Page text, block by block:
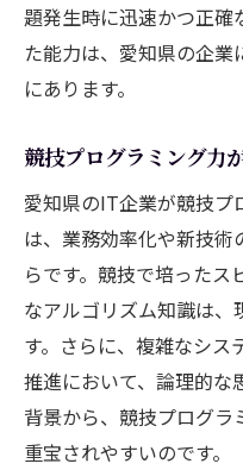
題発生時に迅速かつ正確
た能力は、愛知県の企
にあります。
競技プログラミング力
愛知県のIT企業が競技プ
は、業務効率化や新技
らです。競技で培ったス
なアルゴリズム知識は、
す。さらに、複雑なシス
推進において、論理的な
背景から、競技プログ
重宝されやすいのです。